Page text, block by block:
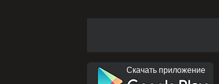
Скачать приложение